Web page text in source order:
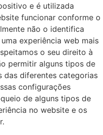
e é utilizada
funcionar conforme o
não o identifica
experiência web mais
o seu direito à
permitir alguns tipos de
das diferentes categorias
configurações
de alguns tipos de
no website e os